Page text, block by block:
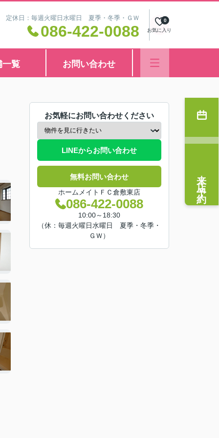
定休日：毎週火曜日水曜日 夏季・冬季・ＧＷ
086-422-0088 お気に入り
0
一覧 お問い合わせ
お気軽にお問い合わせください
LINEからお問い合わせ
無料お問い合わせ
ホームメイトＦＣ倉敷東店
086-422-0088
10:00～18:30
（休：毎週火曜日水曜日 夏季・冬季・
ＧＷ）
来店予約